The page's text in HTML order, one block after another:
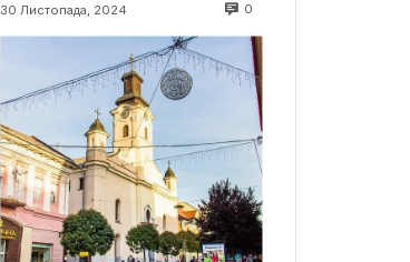
30 Листопада, 2024 0